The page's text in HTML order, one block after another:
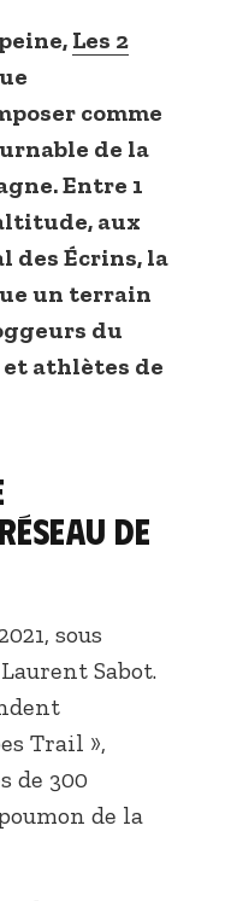
Les 2
comme
de la
Entre 1
aux
des Écrins, la
un terrain
du
athlètes de
de
sous
Sabot.
Trail »,
de 300
de la